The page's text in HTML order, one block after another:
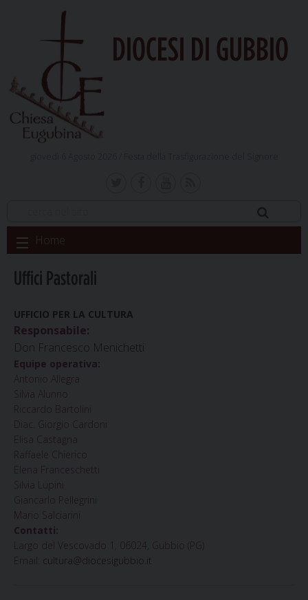
DIOCESI DI GUBBIO
Skip
to
Home
Uffici Pastorali
UFFICIO PER LA CULTURA
Responsabile:
Don Francesco Menichetti
Equipe operativa:
Antonio Allegra
Silvia Alunno
Riccardo Bartolini
Diac. Giorgio Cardoni
Elisa Castagna
Raffaele Chierico
Elena Franceschetti
Silvia Lupini
Giancarlo Pellegrini
Mario Salciarini
Contatti:
Largo del Vescovado 1, 06024, Gubbio (PG)
Email: cultura@diocesigubbio.it